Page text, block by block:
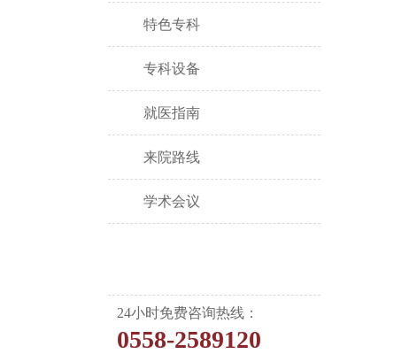
特色专科
专科设备
就医指南
来院路线
学术会议
24小时免费咨询热线：
0558-2589120